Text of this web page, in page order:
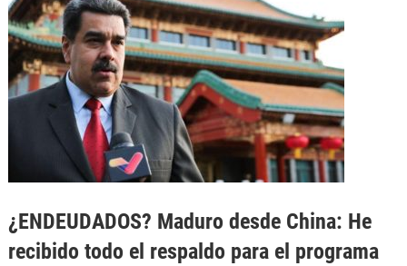
¿ENDEUDADOS? Maduro desde China: He
recibido todo el respaldo para el programa